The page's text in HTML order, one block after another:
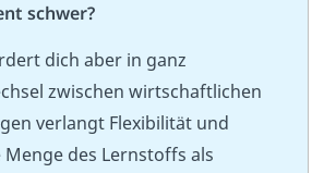
schwer?
dich aber in ganz
zwischen wirtschaftlichen
verlangt Flexibilität und
des Lernstoffs als